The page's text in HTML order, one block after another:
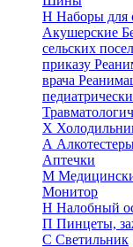
Н Наборы для
Акушерские
сельских
приказу
врача
Х
А
Аптечки
М
Монитор
Н Налобный
П Пинцеты,
С Светильник